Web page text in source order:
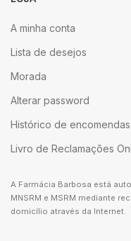
A minha conta
Lista de desejos
Morada
Alterar password
Histórico de encomendas
Livro de Reclamações
A Farmácia Barbosa está
MNSRM e MSRM mediante
domicílio através da Internet.